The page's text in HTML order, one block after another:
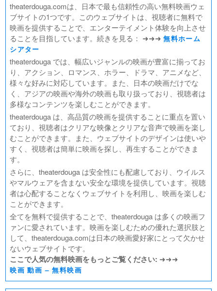
theaterdouga.comは、日本で最も信頼性の高い無料映画ウェ
ブサイトの1つです。このウェブサイトは、視聴者に無料で
映画を提供することで、エンターテイメント体験を向上させ
ることを目指しています。続きを見る： ➜➜➜無料ホーム
シアター
theaterdouga では、幅広いジャンルの映画が豊富に揃ってお
り、アクション、ロマンス、ホラー、ドラマ、アニメなど、
様々な好みに対応しています。また、日本の映画だけでな
く、アジアの映画や海外の映画も取り扱っており、視聴者は
多様なコンテンツを楽しむことができます。
theaterdouga は、高品質の映画を提供することに重点を置い
ており、視聴者はクリアな映像とクリアな音声で映画を楽し
むことができます。また、ウェブサイトのデザインは使いや
すく、視聴者は簡単に映画を探し、再生することができま
す。
さらに、theaterdouga は安全性にも配慮しており、ウイルス
やマルウェアを含まない安全な環境を提供しています。視聴
者は心配することなくウェブサイトを利用し、映画を楽しむ
ことができます。
全てを無料で提供することで、theaterdouga は多くの映画フ
ァンに愛されています。映画を楽しむための優れた選択肢と
して、theaterdouga.comは日本の映画愛好家にとって欠かせ
ないウェブサイトです。
ここで人気の無料映画をもっとご覧ください: ➜➜➜
映画 動画 – 無料映画